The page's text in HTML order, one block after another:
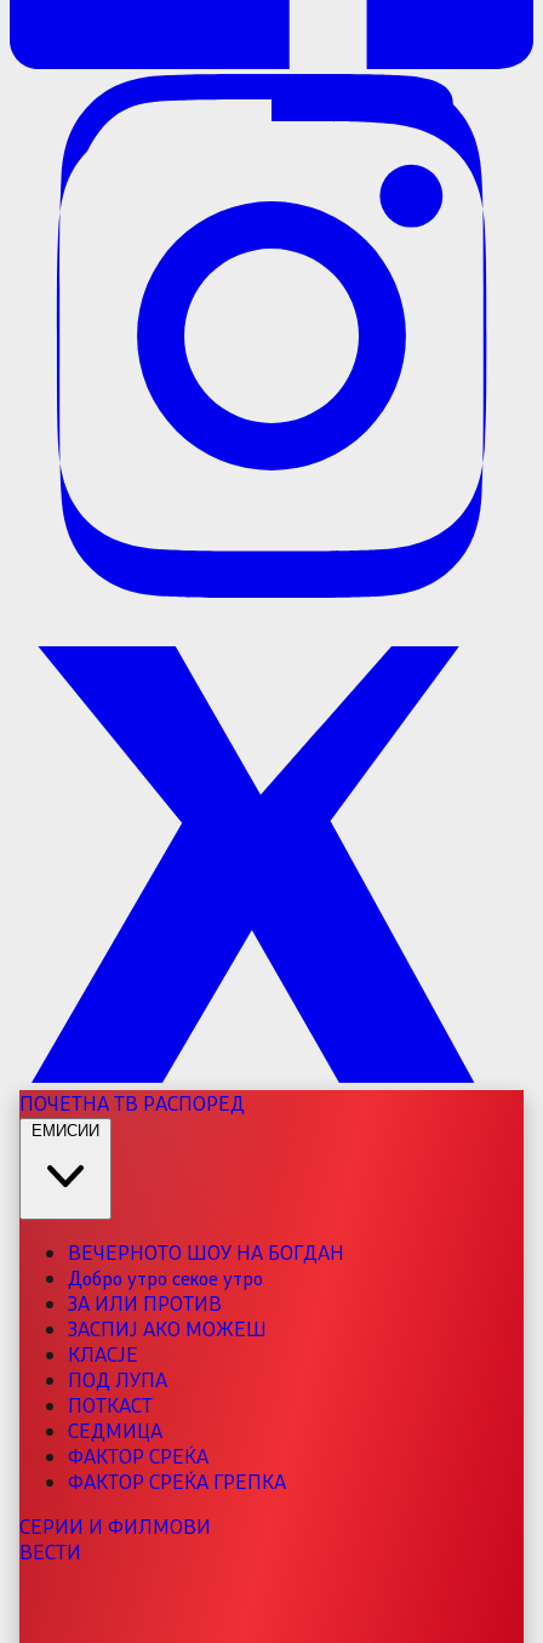
ПОЧЕТНАТВ РАСПОРЕД
ЕМИСИИ
ВЕЧЕРНОТО ШОУ НА БОГДАН
Добро утро секое утро
ЗА ИЛИ ПРОТИВ
ЗАСПИЈ АКО МОЖЕШ
КЛАСЈЕ
ПОД ЛУПА
ПОТКАСТ
СЕДМИЦА
ФАКТОР СРЕЌА
ФАКТОР СРЕЌА ГРЕПКА
СЕРИИ И ФИЛМОВИ
ВЕСТИ